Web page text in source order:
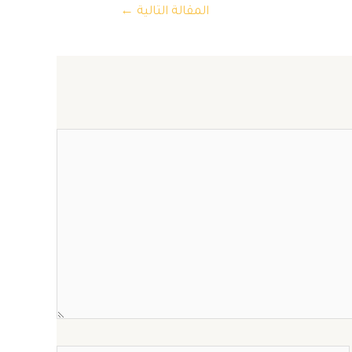
المقالة التالية ←